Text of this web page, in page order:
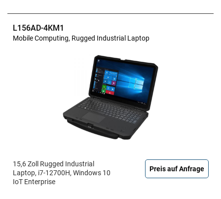
L156AD-4KM1
Mobile Computing, Rugged Industrial Laptop
15,6 Zoll Rugged Industrial
Laptop, i7-12700H, Windows 10
IoT Enterprise
Preis auf Anfrage